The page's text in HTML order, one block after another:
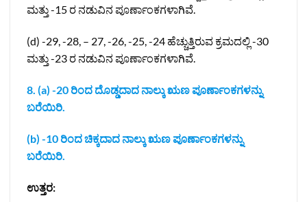
ಮತ್ತು -15 ರ ನಡುವಿನ ಪೂರ್ಣಾಂಕಗಳಾಗಿವೆ.
(d) -29, -28, – 27, -26, -25, -24 ಹೆಚ್ಚುತ್ತಿರುವ ಕ್ರಮದಲ್ಲಿ -30
ಮತ್ತು -23 ರ ನಡುವಿನ ಪೂರ್ಣಾಂಕಗಳಾಗಿವೆ.
8. (a) -20 ರಿಂದ ದೊಡ್ಡದಾದ ನಾಲ್ಕು ಋಣ ಪೂರ್ಣಾಂಕಗಳನ್ನು
ಬರೆಯಿರಿ.
(b) -10 ರಿಂದ ಚಿಕ್ಕದಾದ ನಾಲ್ಕು ಋಣ ಪೂರ್ಣಾಂಕಗಳನ್ನು
ಬರೆಯಿರಿ.
ಉತ್ತರ: